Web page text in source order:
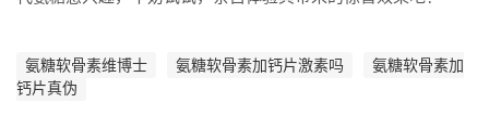
氨糖软骨素维博士 氨糖软骨素加钙片激素吗
氨糖软骨素加
钙片真伪